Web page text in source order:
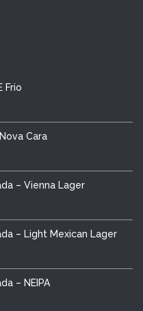
Frio
Cara
– Vienna Lager
– Light Mexican Lager
– NEIPA